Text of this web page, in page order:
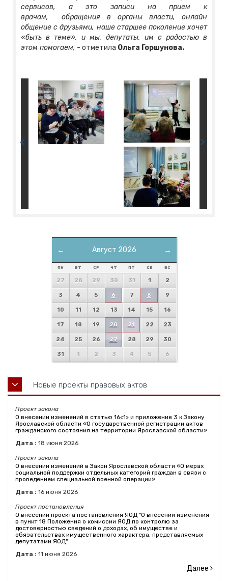
сервисов, а это записи на прием к
врачам, обращения в органы власти, онлайн
общение с друзьями, наше старшее поколение хочет
«быть в теме», и мы, депутаты, им с радостью в
этом помогаем, - отметила Ольга Горшунова.
← →
Август 2026
ПН ВТ СР ЧТ ПТ СБ ВС
27 28 29 30 31 1 2
3 4 5 6 7 8 9
10 11 12 13 14 15 16
17 18 19 20 21 22 23
24 25 26 27 28 29 30
31 1 2 3 4 5 6
Новые проекты правовых актов
Проект закона
О внесении изменений в статью 16<1> и приложение 3 к Закону
Ярославской области «О государственной регистрации актов
гражданского состояния на территории Ярославской области»
Дата : 18 июня 2026
Проект закона
О внесении изменений в Закон Ярославской области «О мерах
социальной поддержки отдельных категорий граждан в связи с
проведением специальной военной операции»
Дата : 16 июня 2026
Проект постановления
О внесении проекта постановления ЯОД "О внесении изменения
в пункт 18 Положения о комиссии ЯОД по контролю за
достоверностью сведений о доходах, об имуществе и
обязательствах имущественного характера, представляемых
депутатами ЯОД"
Дата : 11 июня 2026
Далее